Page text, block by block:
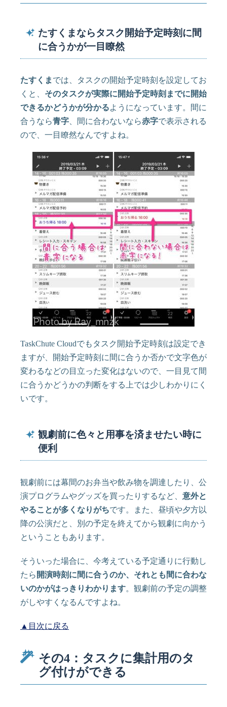
たすくまならタスク開始予定時刻に間
に合うかが一目瞭然
たすくまでは、タスクの開始予定時刻を設定してお
くと、 そのタスクが実際に開始予定時刻までに開始
できるかどうかが分かるようになっています。間に
合うなら青字、間に合わないなら赤字で表示される
ので、一目瞭然なんですよね。
TaskChute Cloudでもタスク開始予定時刻は設定でき
ますが、開始予定時刻に間に合うか否かで文字色が
変わるなどの目立った変化はないので、一目見て間
に合うかどうかの判断をする上では少しわかりにく
いです。
観劇前に色々と用事を済ませたい時に
便利
観劇前には幕間のお弁当や飲み物を調達したり、公
演プログラムやグッズを買ったりするなど、 意外と
やることが多くなりがちです。また、昼頃や夕方以
降の公演だと、別の予定を終えてから観劇に向かう
ということもあります。
そういった場合に、今考えている予定通りに行動し
たら 開演時刻に間に合うのか、それとも間に合わな
いのかがはっきりわかります。観劇前の予定の調整
がしやすくなるんですよね。
▲目次に戻る
その4：タスクに集計用のタ
グ付けができる